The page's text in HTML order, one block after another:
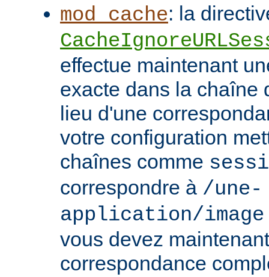
mod_cache: la
effectue maintenant
exacte dans la chaîne
lieu d'une
votre configuration
chaînes comme
correspondre à /une-
application/
vous devez
correspondance